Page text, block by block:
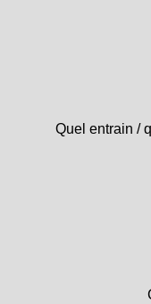
Quel entrain /